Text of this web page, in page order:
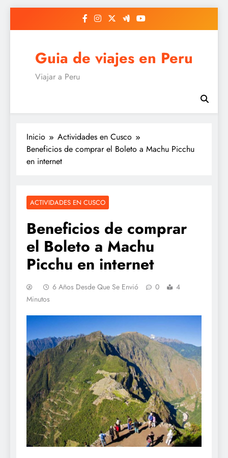
Guia de viajes en Peru
Viajar a Peru
Inicio
Actividades en Cusco
Beneficios de comprar el Boleto a Machu Picchu
en internet
ACTIVIDADES EN CUSCO
Beneficios de comprar
el Boleto a Machu
Picchu en internet
6 Años Desde Que Se Envió 0
4
Minutos